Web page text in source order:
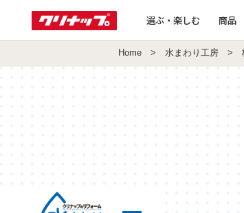
選ぶ・楽しむ 商品
Home > 水まわり工房 >